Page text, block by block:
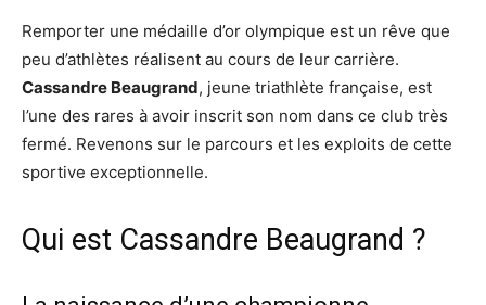
Remporter une médaille d’or olympique est un rêve que
peu d’athlètes réalisent au cours de leur carrière.
Cassandre Beaugrand, jeune triathlète française, est
l’une des rares à avoir inscrit son nom dans ce club très
fermé. Revenons sur le parcours et les exploits de cette
sportive exceptionnelle.
Qui est Cassandre Beaugrand ?